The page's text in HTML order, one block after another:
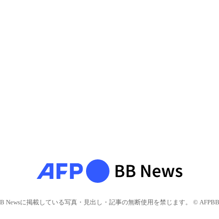
Newsに掲載している写真・見出し・記事の無断使用を禁じます。 © AFPBB